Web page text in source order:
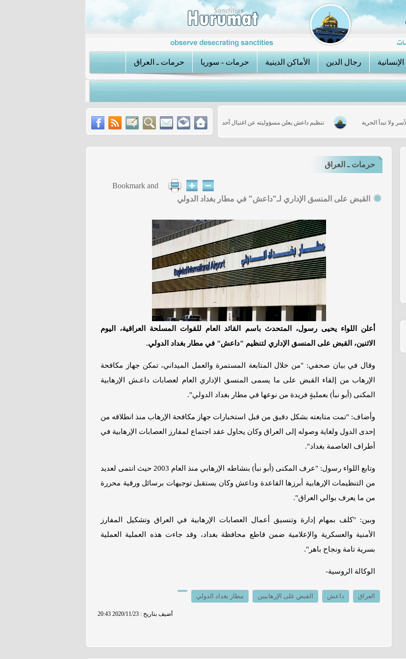
رجال الدين الأماكن الدينية حرمات - سوريا حرمات ـ العراق
الأسر ولا تبدأ الحرية تنظيم داعش يعلن مسؤوليته عن اغتيال أحد مسؤولي طالبان في أفغانستان عملية الكواتم تكشف استراتيجية
حرمات ـ العراق
القبض على المنسق الإداري لـ"داعش" في مطار بغداد الدولي
أعلن اللواء يحيى رسول، المتحدث باسم القائد العام للقوات المسلحة العراقية، اليوم
الاثنين، القبض على المنسق الإداري لتنظيم "داعش" في مطار بغداد الدولي.
وقال في بيان صحفي: "من خلال المتابعة المستمرة والعمل الميداني، تمكن جهاز مكافحة
الإرهاب من إلقاء القبض على ما يسمى المنسق الإداري العام لعصابات داعـش الإرهابية
المكنى (أبو نبأ) بعمليةٍ فريدة من نوعها في مطار بغداد الدولي".
وأضاف: "تمت متابعته بشكل دقيق من قبل استخبارات جهاز مكافحة الإرهاب منذ انطلاقه من
إحدى الدول ولغاية وصوله إلى العراق وكان يحاول عقد اجتماع لمفارز العصابات الإرهابية في
أطراف العاصمة بغداد".
وتابع اللواء رسول: "عرف المكنى (أبو نبأ) بنشاطه الإرهابي منذ العام 2003 حيث انتمى لعديد
من التنظيمات الإرهابية أبرزها القاعدة وداعش وكان يستقبل توجيهات برسائل ورقية محررة
من ما يعرف بوالي العراق".
وبين: "كلف بمهام إدارة وتنسيق أعمال العصابات الإرهابية في العراق وتشكيل المفارز
الأمنية والعسكرية والإعلامية ضمن قاطع محافظة بغداد، وقد جاءت هذه العملية العملية
بسرية تامة ونجاح باهر".
الوكالة الروسية-
العراق داعش القبض على الإرهابيين مطار بغداد الدولي
20:43 2020/11/23 : أضيف بتاريخ